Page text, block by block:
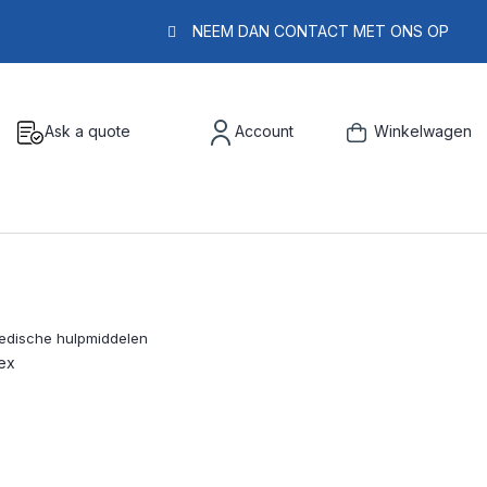
NEEM DAN CONTACT MET ONS OP
Ask a quote Account Winkelwagen